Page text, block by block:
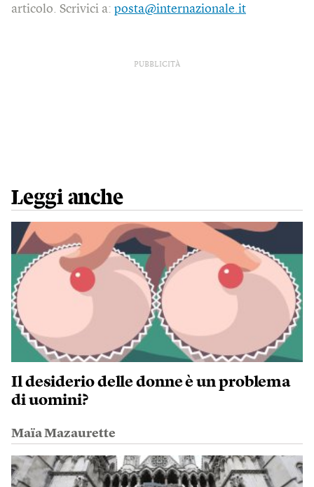
articolo. Scrivici a: posta@internazionale.it
PUBBLICITÀ
Leggi anche
Il desiderio delle donne è un problema
di uomini?
Maïa Mazaurette